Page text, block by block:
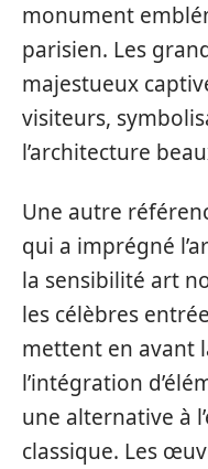
monument
parisien. Les
majestueux
visiteurs,
l’architecture
Une autre
qui a imprégné
la sensibilité art
les célèbres
mettent en avant
l’intégration
une alternative à
classique. Les